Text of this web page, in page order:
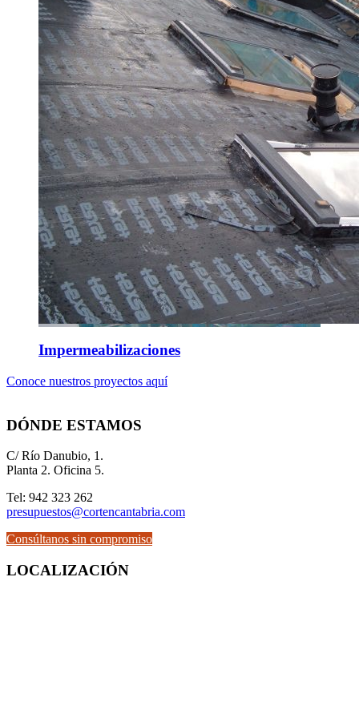
Impermeabilizaciones
Conoce nuestros proyectos aquí
DÓNDE ESTAMOS
C/ Río Danubio, 1.
Planta 2. Oficina 5.
Tel: 942 323 262
presupuestos@cortencantabria.com
Consúltanos sin compromiso
LOCALIZACIÓN